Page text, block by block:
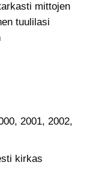
mittojen
tuulilasi
2001, 2002,
kirkas